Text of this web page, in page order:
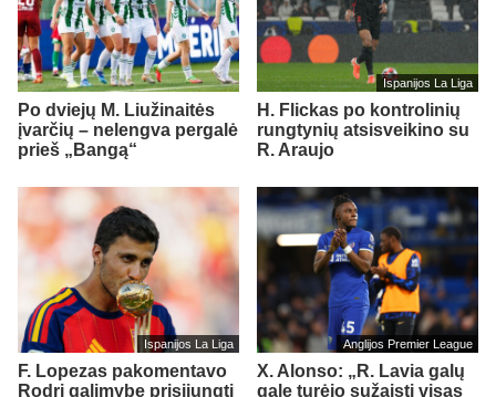
Po dviejų M. Liužinaitės
įvarčių – nelengva pergalė
prieš „Bangą“
Ispanijos La Liga
H. Flickas po kontrolinių
rungtynių atsisveikino su
R. Araujo
Ispanijos La Liga
F. Lopezas pakomentavo
Rodri galimybę prisijungti
Anglijos Premier League
X. Alonso: „R. Lavia galų
gale turėjo sužaisti visas